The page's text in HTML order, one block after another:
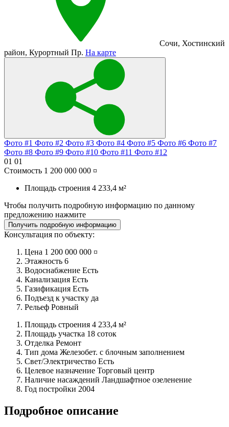
Сочи, Хостинский
район, Курортный Пр. На карте
Фото #1 Фото #2 Фото #3 Фото #4 Фото #5 Фото #6 Фото #7
Фото #8 Фото #9 Фото #10 Фото #11 Фото #12
01 01
Стоимость 1 200 000 000 ¤
Площадь строения 4 233,4 м²
Чтобы получить подробную информацию по данному
предложению нажмите
Получить подробную информацию
Консультация по объекту:
Цена 1 200 000 000 ¤
Этажность 6
Водоснабжение Есть
Канализация Есть
Газификация Есть
Подъезд к участку да
Рельеф Ровный
Площадь строения 4 233,4 м²
Площадь участка 18 соток
Отделка Ремонт
Тип дома Железобет. с блочным заполнением
Свет/Электричество Есть
Целевое назначение Торговый центр
Наличие насаждений Ландшафтное озеленение
Год постройки 2004
Подробное описание